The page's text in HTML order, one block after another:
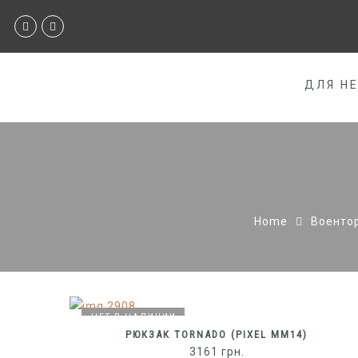
ДЛЯ
Home
НЕТ В НАЛИЧИИ
НЕТ В НАЛИЧИИ
РЮКЗАК TORNADO (PIXEL MM14)
3161 грн.